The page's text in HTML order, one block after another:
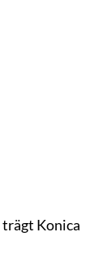
Konica